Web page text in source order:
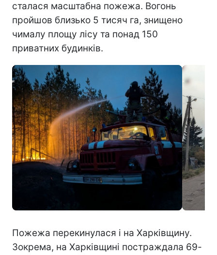
сталася масштабна пожежа. Вогонь
пройшов близько 5 тисяч га, знищено
чималу площу лісу та понад 150
приватних будинків.
Пожежа перекинулася і на Харківщину.
Зокрема, на Харківщині постраждала 69-